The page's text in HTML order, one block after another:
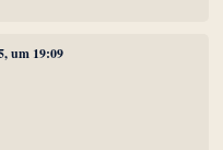
um 19:09